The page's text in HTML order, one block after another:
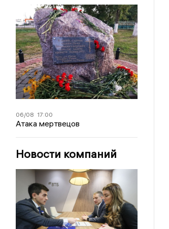
06/08 17:00
Атака мертвецов
Новости компаний